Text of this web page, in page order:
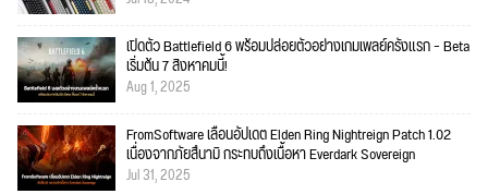
เปิดตัว Battlefield 6 พร้อมปล่อยตัวอย่างเกมเพลย์ครั้งแรก – Beta
เริ่มต้น 7 สิงหาคมนี้!
Aug 1, 2025
FromSoftware เลื่อนอัปเดต Elden Ring Nightreign Patch 1.02
เนื่องจากภัยสึนามิ กระทบถึงเนื้อหา Everdark Sovereign
Jul 31, 2025